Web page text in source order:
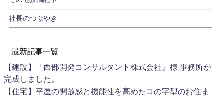
社長のつぶやき
最新記事一覧
【建設】『西部開発コンサルタント株式会社』様 事務所が
完成しました。
【住宅】平屋の開放感と機能性を高めたコの字型のお住ま